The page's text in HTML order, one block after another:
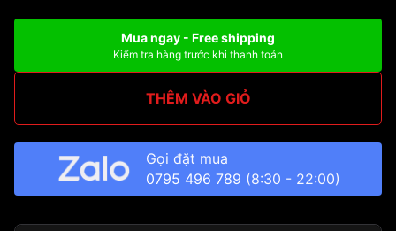
Mua ngay - Free shipping
Kiểm tra hàng trước khi thanh toán
THÊM VÀO GIỎ
Gọi đặt mua
0795 496 789 (8:30 - 22:00)